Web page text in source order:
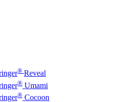
® Reveal
® Umami
® Cocoon